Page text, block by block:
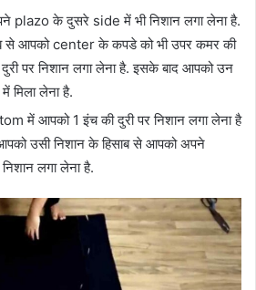
plazo के दुसरे side में भी निशान लगा लेना है.
से आपको center के कपडे को भी उपर कमर की
पर निशान लगा लेना है. इसके बाद आपको उन
मिला लेना है.
में आपको 1 इंच की दुरी पर निशान लगा लेना है
उसी निशान के हिसाब से आपको अपने
लगा लेना है.